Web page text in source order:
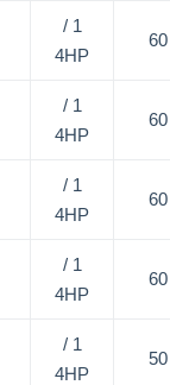
60
1 /
4HP
60
1 /
4HP
60
1 /
4HP
60
1 /
4HP
50
1 /
4HP